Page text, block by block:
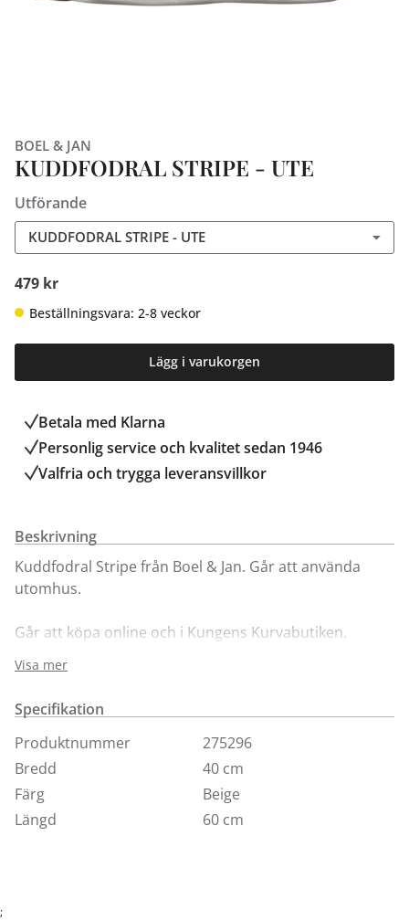
BOEL & JAN
KUDDFODRAL STRIPE - UTE
Utförande
KUDDFODRAL STRIPE - UTE
479 kr
Beställningsvara: 2-8 veckor
Lägg i varukorgen
Betala med Klarna
Personlig service och kvalitet sedan 1946
Valfria och trygga leveransvillkor
Beskrivning
Kuddfodral Stripe från Boel & Jan. Går att använda
utomhus.
Går att köpa online och i Kungens Kurvabutiken.
Visa mer
Specifikation
Produktnummer
275296
Bredd
40 cm
Färg
Beige
Längd
60 cm
;